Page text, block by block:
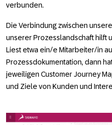
verbunden.
Die Verbindung zwischen
unserer Prozesslandschaft hilft
Liest etwa ein/e Mitarbeiter/in
Prozessdokumentation, dann
jeweiligen Customer Journey
und Ziele von Kunden und